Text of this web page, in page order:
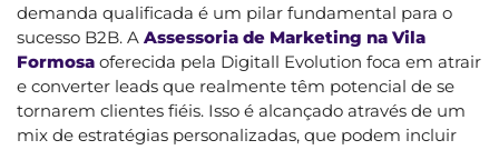
demanda qualificada é um pilar fundamental para o
sucesso B2B. A Assessoria de Marketing na Vila
Formosa oferecida pela Digitall Evolution foca em atrair
e converter leads que realmente têm potencial de se
tornarem clientes fiéis. Isso é alcançado através de um
mix de estratégias personalizadas, que podem incluir